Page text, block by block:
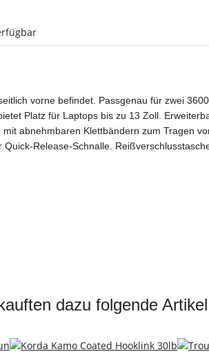
vorne befindet. Passgenau für zwei
Platz für Laptops bis zu 13 Zoll.
abnehmbaren Klettbändern zum Tragen
Release-Schnalle.
dazu folgende